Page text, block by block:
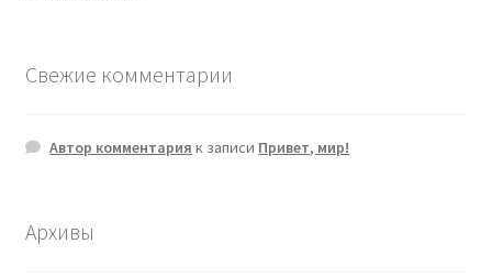
Свежие комментарии
Автор комментария к записи Привет, мир!
Архивы